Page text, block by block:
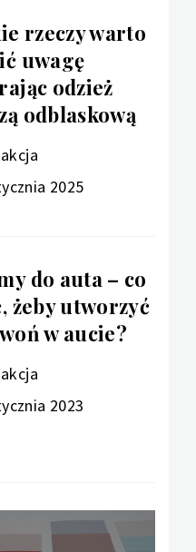
rzeczy warto
uwagę
odzież
odblaskową
2025
do auta – co
żeby utworzyć
w aucie?
2023